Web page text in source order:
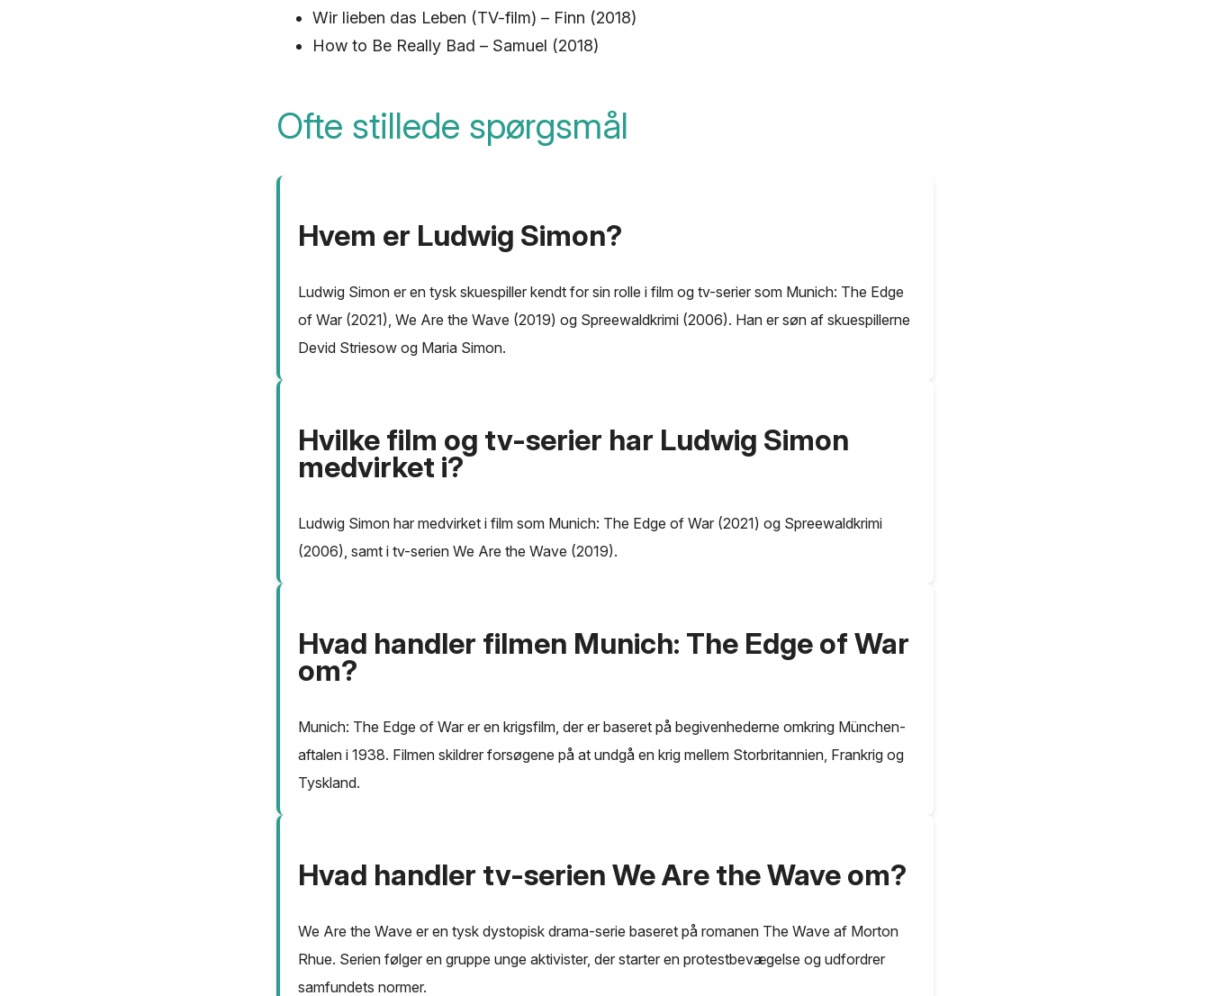
Wir lieben das Leben (TV-film) – Finn (2018)
How to Be Really Bad – Samuel (2018)
Ofte stillede spørgsmål
Hvem er Ludwig Simon?
Ludwig Simon er en tysk skuespiller kendt for sin rolle i film og tv-serier som Munich: The Edge
of War (2021), We Are the Wave (2019) og Spreewaldkrimi (2006). Han er søn af skuespillerne
Devid Striesow og Maria Simon.
Hvilke film og tv-serier har Ludwig Simon
medvirket i?
Ludwig Simon har medvirket i film som Munich: The Edge of War (2021) og Spreewaldkrimi
(2006), samt i tv-serien We Are the Wave (2019).
Hvad handler filmen Munich: The Edge of War
om?
Munich: The Edge of War er en krigsfilm, der er baseret på begivenhederne omkring München-
aftalen i 1938. Filmen skildrer forsøgene på at undgå en krig mellem Storbritannien, Frankrig og
Tyskland.
Hvad handler tv-serien We Are the Wave om?
We Are the Wave er en tysk dystopisk drama-serie baseret på romanen The Wave af Morton
Rhue. Serien følger en gruppe unge aktivister, der starter en protestbevægelse og udfordrer
samfundets normer.